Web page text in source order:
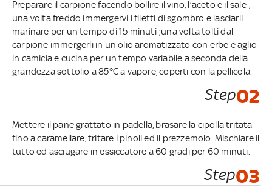
Preparare il carpione facendo bollire il vino, l’aceto e il sale ;
una volta freddo immergervi i filetti di sgombro e lasciarli
marinare per un tempo di 15 minuti ;una volta tolti dal
carpione immergerli in un olio aromatizzato con erbe e aglio
in camicia e cucina per un tempo variabile a seconda della
grandezza sottolio a 85°C a vapore, coperti con la pellicola.
Step02
Mettere il pane grattato in padella, brasare la cipolla tritata
fino a caramellare, tritare i pinoli ed il prezzemolo. Mischiare il
tutto ed asciugare in essiccatore a 60 gradi per 60 minuti.
Step03